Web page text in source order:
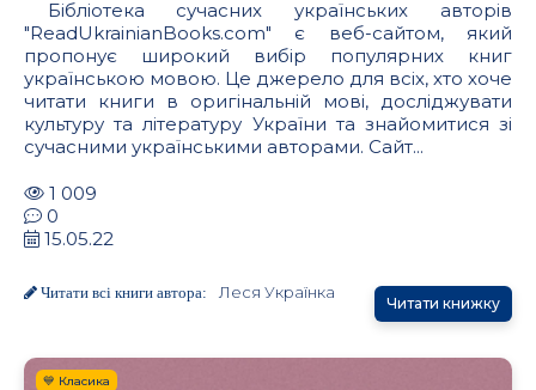
Бібліотека сучасних українських авторів
"ReadUkrainianBooks.com" є веб-сайтом, який
пропонує широкий вибір популярних книг
українською мовою. Це джерело для всіх, хто хоче
читати книги в оригінальній мові, досліджувати
культуру та літературу України та знайомитися зі
сучасними українськими авторами. Сайт...
1 009
0
15.05.22
Читати всі книги автора: Леся Українка
Читати книжку
💙 Класика